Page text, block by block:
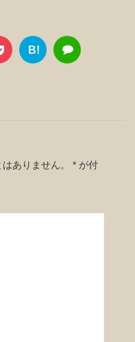
B!
ありません。 * が付